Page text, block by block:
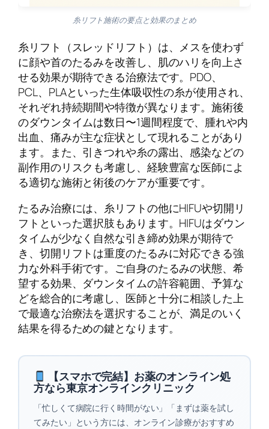
糸リフト施術の要点と効果のまとめ
糸リフト（スレッドリフト）は、メスを使わず
に顔や首のたるみを改善し、肌のハリを向上さ
せる効果が期待できる治療法です。PDO、
PCL、PLAといった生体吸収性の糸が使用され、
それぞれ持続期間や特徴が異なります。施術後
のダウンタイムは数日〜1週間程度で、腫れや内
出血、痛みが主な症状として現れることがあり
ます。また、引きつれや糸の露出、感染などの
副作用のリスクも考慮し、経験豊富な医師によ
る適切な施術と術後のケアが重要です。
たるみ治療には、糸リフトの他にHIFUや切開リ
フトといった選択肢もあります。HIFUはダウン
タイムが少なく自然な引き締め効果が期待で
き、切開リフトは重度のたるみに対応できる強
力な外科手術です。ご自身のたるみの状態、希
望する効果、ダウンタイムの許容範囲、予算な
どを総合的に考慮し、医師と十分に相談した上
で最適な治療法を選択することが、満足のいく
結果を得るための鍵となります。
【スマホで完結】お薬のオンライン処
方なら東京オンラインクリニック
「忙しくて病院に行く時間がない」「まずは薬を試し
てみたい」という方には、オンライン診療がおすすめ